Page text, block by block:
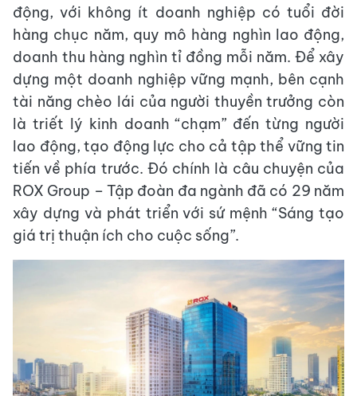
động, với không ít doanh nghiệp có tuổi đời
hàng chục năm, quy mô hàng nghìn lao động,
doanh thu hàng nghìn tỉ đồng mỗi năm. Để xây
dựng một doanh nghiệp vững mạnh, bên cạnh
tài năng chèo lái của người thuyền trưởng còn
là triết lý kinh doanh “chạm” đến từng người
lao động, tạo động lực cho cả tập thể vững tin
tiến về phía trước. Đó chính là câu chuyện của
ROX Group – Tập đoàn đa ngành đã có 29 năm
xây dựng và phát triển với sứ mệnh “Sáng tạo
giá trị thuận ích cho cuộc sống”.